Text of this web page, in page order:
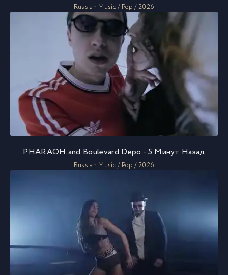
Russian Music / Pop / 2026
PHARAOH and Boulevard Depo - 5 Минут Назад
Russian Music / Pop / 2026